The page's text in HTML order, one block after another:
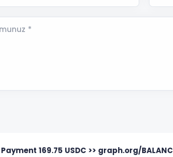
*
Payment 169.75 USDC >> graph.org/